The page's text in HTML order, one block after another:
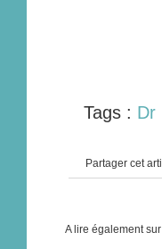
Tags : Dr
Partager cet
A lire également